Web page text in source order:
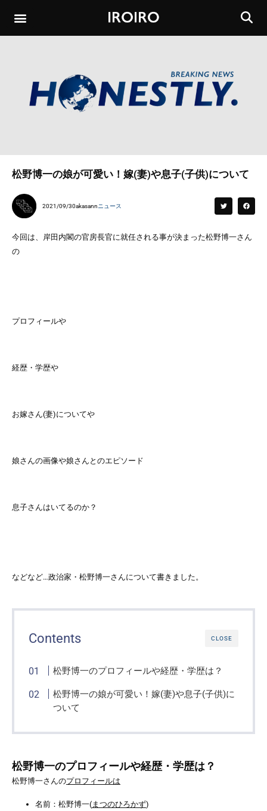
松野博一の娘が可愛い！嫁(妻)や息子(子供)について
2021/09/30akasann ニュース
今回は、岸田内閣の官房長官に就任される事が決まった松野博一さん
の
プロフィールや
経歴・学歴や
お嫁さん(妻)についてや
娘さんの画像や娘さんとのエピソード
息子さんはいてるのか？
などなど…政治家・松野博一さんについて書きました。
CLOSE
Contents
松野博一のプロフィールや経歴・学歴は？
松野博一の娘が可愛い！嫁(妻)や息子(子供)に
ついて
松野博一のプロフィールや経歴・学歴は？
松野博一さんのプロフィールは
名前：松野博一( まつのひろかず)